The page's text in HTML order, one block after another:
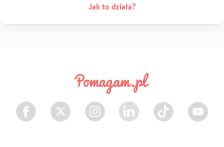
Jak to działa?
Facebook Twitter Instagram LinkedIn TikTok Youtube